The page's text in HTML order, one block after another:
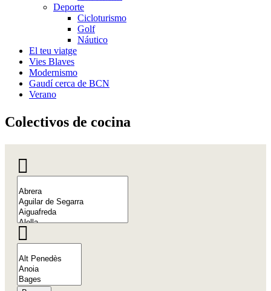
Deporte
Cicloturismo
Golf
Náutico
El teu viatge
Vies Blaves
Modernismo
Gaudí cerca de BCN
Verano
Colectivos de cocina